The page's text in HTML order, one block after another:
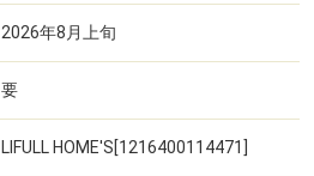
2026年8月上旬
要
LIFULL HOME'S[1216400114471]